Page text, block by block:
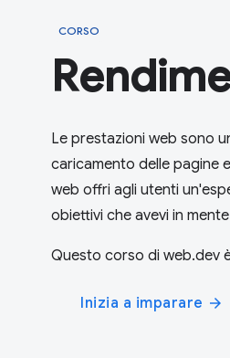
CORSO
Le prestazioni web sono
caricamento delle pagine
web offri agli utenti
obiettivi che avevi in
Questo corso di web.dev
Inizia a imparare arrow_forward